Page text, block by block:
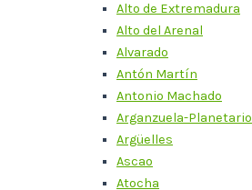
Alto de Extremadura
Alto del Arenal
Alvarado
Antón Martín
Antonio Machado
Arganzuela-Planetario
Argüelles
Ascao
Atocha